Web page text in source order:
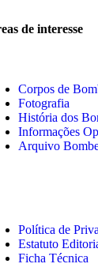
de interesse
Corpos de
Fotografia
História dos
Informações
Arquivo
Política de
Estatuto
Ficha Técnica